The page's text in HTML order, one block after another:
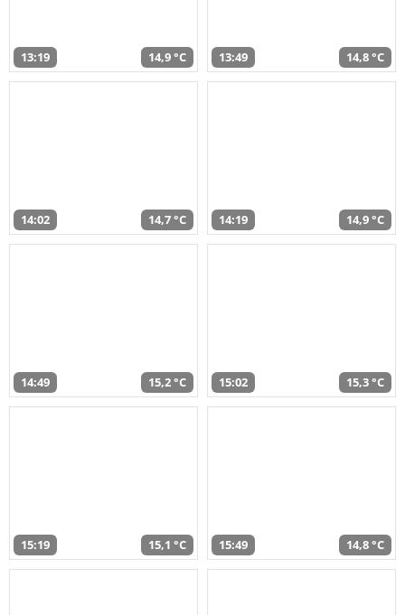
13:19 14,9 °C 13:49 14,8 °C
14:02 14,7 °C 14:19 14,9 °C
14:49 15,2 °C 15:02 15,3 °C
15:19 15,1 °C 15:49 14,8 °C